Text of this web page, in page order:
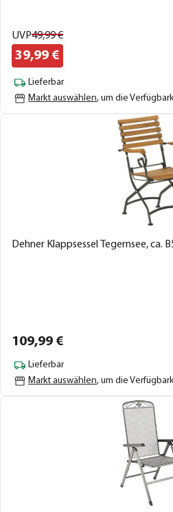
UVP49,99€
39,99 €
Lieferbar
Markt auswählen, um die
Dehner Klappsessel Tegernsee, ca.
109,99 €
Lieferbar
Markt auswählen, um die